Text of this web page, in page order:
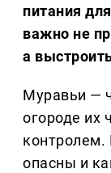
питания
важно не
а
Муравьи —
огороде их
контролем.
опасны и